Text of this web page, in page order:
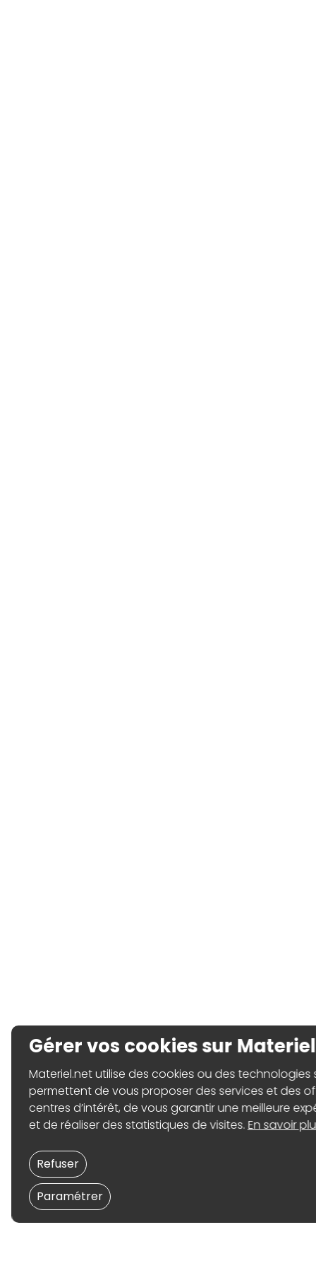
Gérer vos cookies sur
Materiel.net utilise des cookies ou des technologies
permettent de vous proposer des services et des
centres d’intérêt, de vous garantir une meilleure
et de réaliser des statistiques de visites. En savoir
Paramétrer
Refuser